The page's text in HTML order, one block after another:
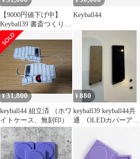
【9000円値下げ中】
Keyball39 書斎つくりモ
デル【完成品・動作確
認済】
Keyball44
¥31,800
keyball44 組立済 （ホワ
イトケース、無刻印）
¥880
keyball39 keyball44共
通 OLEDカバーアク